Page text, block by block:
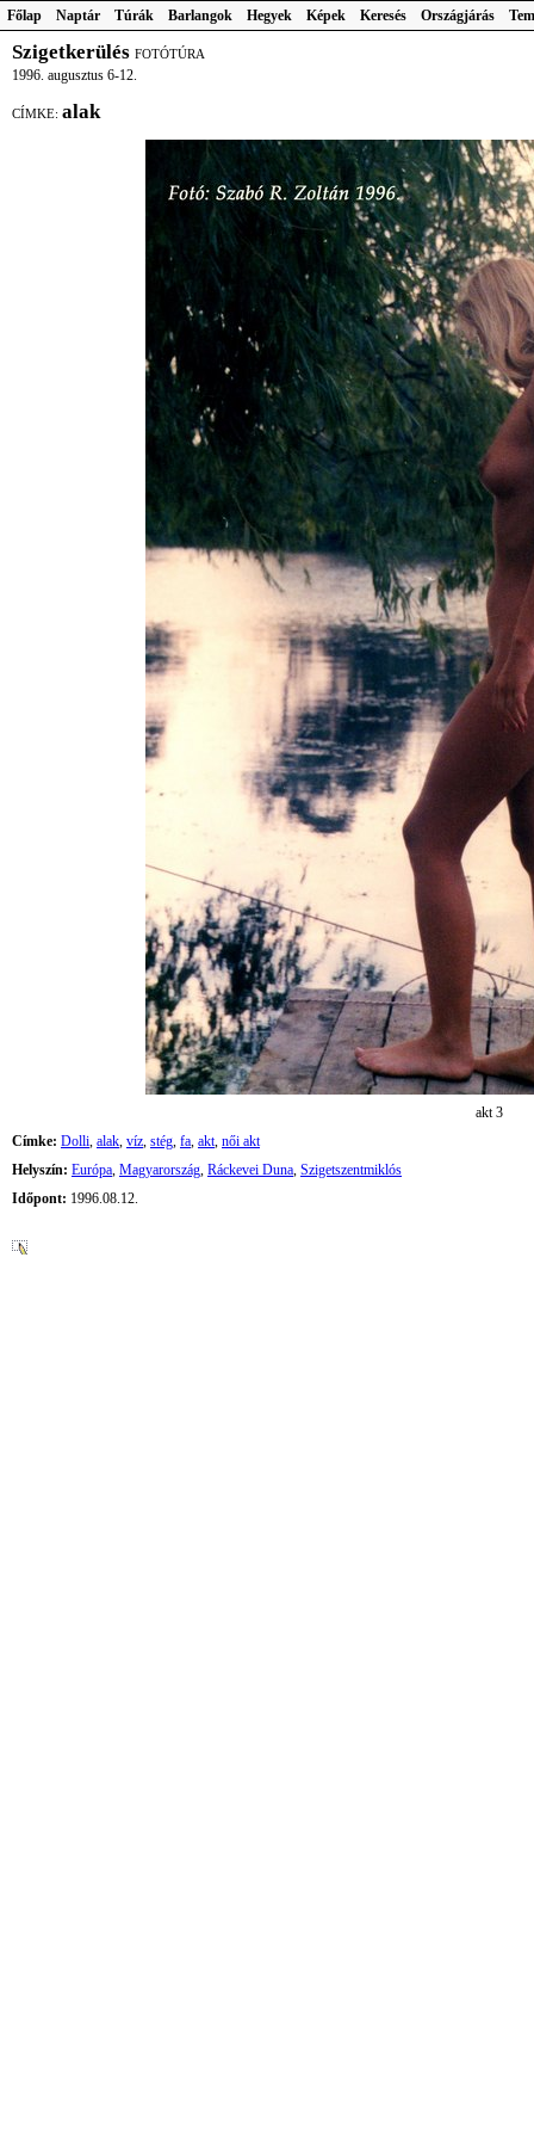
Főlap Naptár Túrák Barlangok Hegyek Képek Keresés Országjárás
Szigetkerülés FOTÓTÚRA
1996. augusztus 6-12.
CÍMKE: alak
akt 3
Címke: Dolli, alak, víz, stég, fa, akt, női akt
Helyszín: Európa, Magyarország, Ráckevei Duna, Szigetszentmiklós
Időpont: 1996.08.12.